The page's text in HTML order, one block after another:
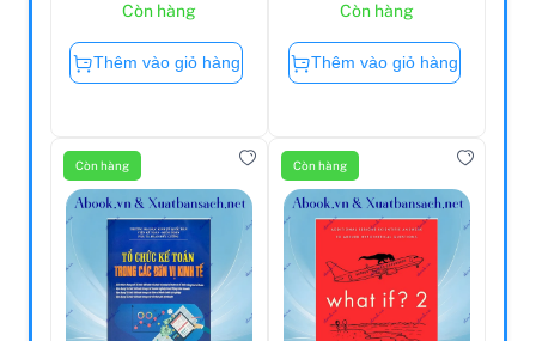
Còn hàng
Thêm vào giỏ hàng
Còn hàng
Thêm vào giỏ hàng
Còn hàng Còn hàng